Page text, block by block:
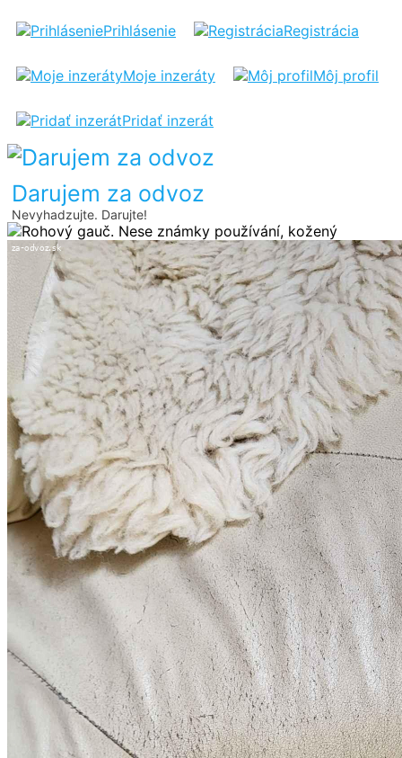
Prihlásenie Registrácia
Moje inzeráty Môj profil
Pridať inzerát
Darujem za odvoz
Nevyhadzujte. Darujte!
ROHOVÝ